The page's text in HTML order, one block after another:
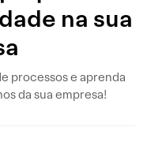
na sua
processos e aprenda
da sua empresa!